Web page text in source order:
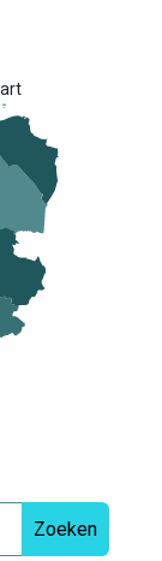
Zoeken